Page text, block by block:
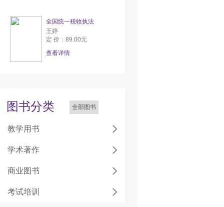
全国统一税收执法
王婷
定 价：89.00元
查看详情
图书分类 全部图书
教学用书
学术著作
商业图书
考试培训